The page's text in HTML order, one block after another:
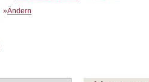
»Ändern